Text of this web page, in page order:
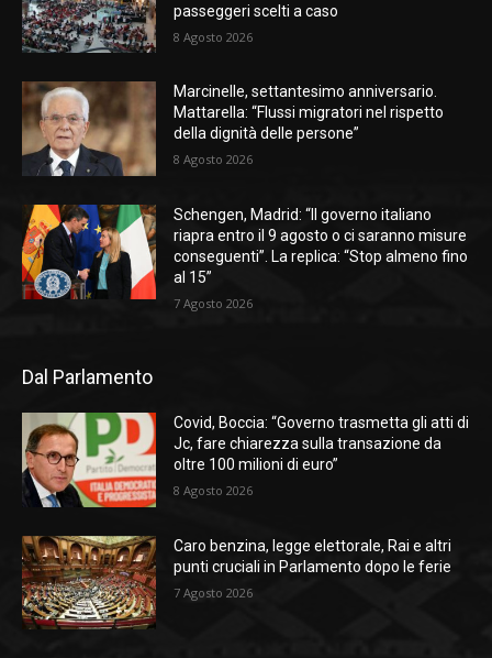
passeggeri scelti a caso
8 Agosto 2026
Marcinelle, settantesimo anniversario.
Mattarella: “Flussi migratori nel rispetto
della dignità delle persone”
8 Agosto 2026
Schengen, Madrid: “Il governo italiano
riapra entro il 9 agosto o ci saranno misure
conseguenti”. La replica: “Stop almeno fino
al 15”
7 Agosto 2026
Dal Parlamento
Covid, Boccia: “Governo trasmetta gli atti di
Jc, fare chiarezza sulla transazione da
oltre 100 milioni di euro”
8 Agosto 2026
Caro benzina, legge elettorale, Rai e altri
punti cruciali in Parlamento dopo le ferie
7 Agosto 2026